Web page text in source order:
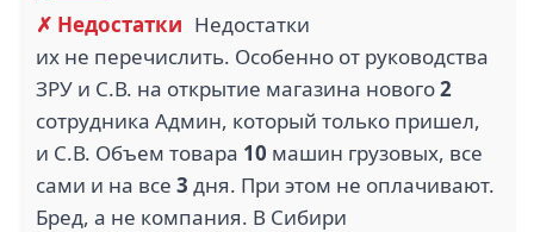
✗ Недостатки Недостатки
их не перечислить. Особенно от руководства
ЗРУ и С.В. на открытие магазина нового2
сотрудника Админ, который только пришел,
и С.В. Объем товара 10 машин грузовых, все
сами и на все 3 дня. При этом не оплачивают.
Бред, а не компания. В Сибири